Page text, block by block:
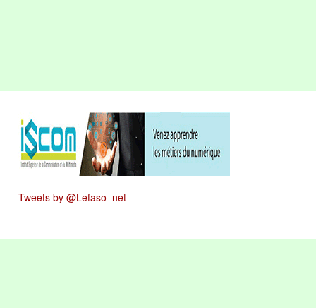
Tweets by @Lefaso_net